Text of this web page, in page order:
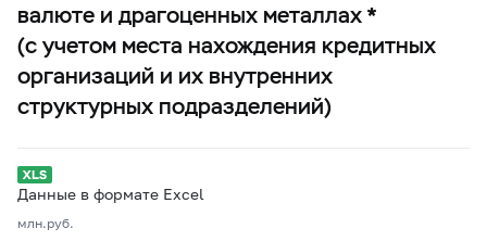
валюте и драгоценных металлах *
(с учетом места нахождения кредитных
организаций и их внутренних
структурных подразделений)
Данные в формате Excel
млн.руб.